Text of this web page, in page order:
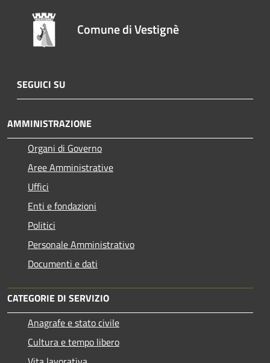
Comune di Vestignè
SEGUICI SU
AMMINISTRAZIONE
Organi di Governo
Aree Amministrative
Uffici
Enti e fondazioni
Politici
Personale Amministrativo
Documenti e dati
CATEGORIE DI SERVIZIO
Anagrafe e stato civile
Cultura e tempo libero